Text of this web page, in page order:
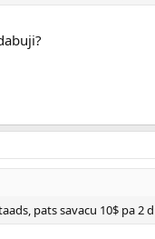
pats savacu 10$ pa 2